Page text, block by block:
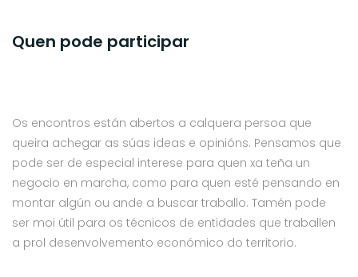
Quen pode participar
Os encontros están abertos a calquera persoa que
queira achegar as súas ideas e opinións. Pensamos que
pode ser de especial interese para quen xa teña un
negocio en marcha, como para quen esté pensando en
montar algún ou ande a buscar traballo. Tamén pode
ser moi útil para os técnicos de entidades que traballen
a prol desenvolvemento económico do territorio.